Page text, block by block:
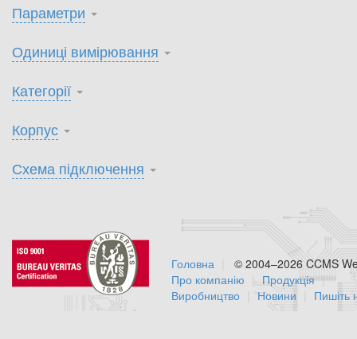
Параметри
Одиниці вимірювання
Категорії
Корпус
Схема підключення
© 2004–2026 CCMS
Головна
Про компанію
Продукція
Виробництво
Новини Пишіть